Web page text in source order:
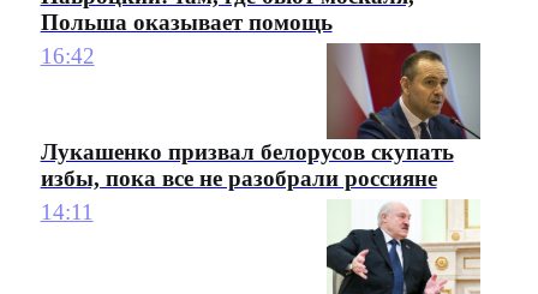
Польша оказывает помощь
16:42
Лукашенко призвал белорусов скупать
избы, пока все не разобрали россияне
14:11